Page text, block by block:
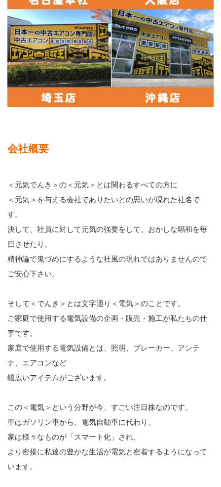
会社概要
＜元気でんき＞の＜元気＞とは関わるすべての方に
＜元気＞を与える会社でありたいとの思いが現れた社名で
す。
決して、社員に対して元気の強要をして、おかしな唱和を毎
日させたり、
精神論で鬼づめにするような社風の現れではありませんので
ご安心下さい。
そして＜でんき＞とは文字通り＜電気＞のことです。
ご家庭で使用する電気設備の企画・販売・施工が私たちの仕
事です。
家庭で使用する電気設備とは、照明、ブレーカー、アンテ
ナ、エアコンなど
幅広いアイテムがございます。
この＜電気＞という分野が今、すごい注目株なのです。
車はガソリン車から、電気自動車に代わり、
家は様々なものが「スマート化」され、
より密接に私達の豊かな生活が電気と密着するようになって
います。